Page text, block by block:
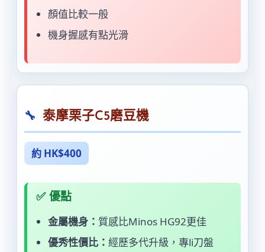
顏值比較一般
機身握感有點光滑
泰摩栗子C5磨豆機
約 HK$400
✅ 優點
金屬機身： 質感比Minos HG92更佳
優秀性價比： 經歷多代升級，專li刀盤